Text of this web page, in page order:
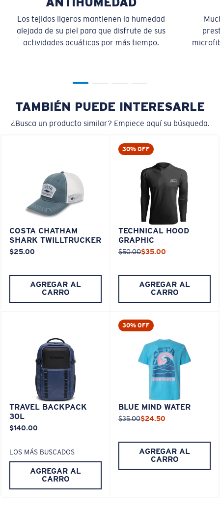
Los tejidos ligeros mantienen la humedad
alejada de su piel para que disfrute de sus
actividades acuáticas por más tiempo.
TAMBIÉN PUEDE INTERESARLE
¿Busca un producto similar? Empiece aquí su búsqueda.
COSTA CHATHAM
SHARK TWILLTRUCKER
$25.00
AGREGAR AL
CARRO
30% OFF
TECHNICAL HOOD
GRAPHIC
$50.00$35.00
AGREGAR AL
CARRO
TRAVEL BACKPACK
30L
$140.00
LOS MÁS BUSCADOS
AGREGAR AL
CARRO
30% OFF
BLUE MIND WATER
$35.00$24.50
AGREGAR AL
CARRO